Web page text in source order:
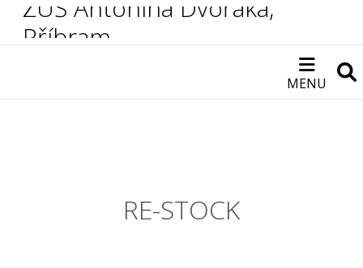
ZUŠ Antonína Dvořáka,
Příbram
MENU
RE-STOCK